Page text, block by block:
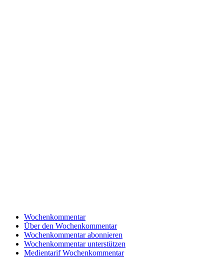
Wochenkommentar
Über den Wochenkommentar
Wochenkommentar abonnieren
Wochenkommentar unterstützen
Medientarif Wochenkommentar